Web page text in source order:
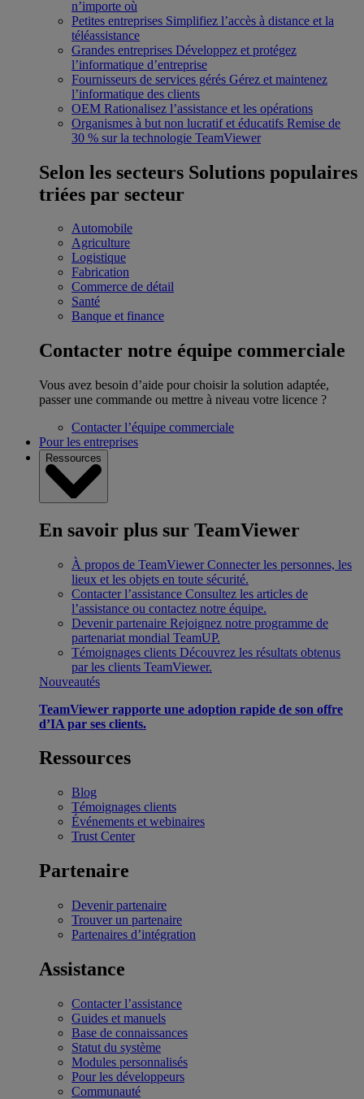
n’importe où
Petites entreprises Simplifiez l’accès à distance et la
téléassistance
Grandes entreprises Développez et protégez
l’informatique d’entreprise
Fournisseurs de services gérés Gérez et maintenez
l’informatique des clients
OEM Rationalisez l’assistance et les opérations
Organismes à but non lucratif et éducatifs Remise de
30 % sur la technologie TeamViewer
Selon les secteurs Solutions populaires
triées par secteur
Automobile
Agriculture
Logistique
Fabrication
Commerce de détail
Santé
Banque et finance
Contacter notre équipe commerciale
Vous avez besoin d’aide pour choisir la solution adaptée,
passer une commande ou mettre à niveau votre licence ?
Contacter l’équipe commerciale
Pour les entreprises
Ressources
En savoir plus sur TeamViewer
À propos de TeamViewer Connecter les personnes, les
lieux et les objets en toute sécurité.
Contacter l’assistance Consultez les articles de
l’assistance ou contactez notre équipe.
Devenir partenaire Rejoignez notre programme de
partenariat mondial TeamUP.
Témoignages clients Découvrez les résultats obtenus
par les clients TeamViewer.
Nouveautés
TeamViewer rapporte une adoption rapide de son offre
d’IA par ses clients.
Ressources
Blog
Témoignages clients
Événements et webinaires
Trust Center
Partenaire
Devenir partenaire
Trouver un partenaire
Partenaires d’intégration
Assistance
Contacter l’assistance
Guides et manuels
Base de connaissances
Statut du système
Modules personnalisés
Pour les développeurs
Communauté